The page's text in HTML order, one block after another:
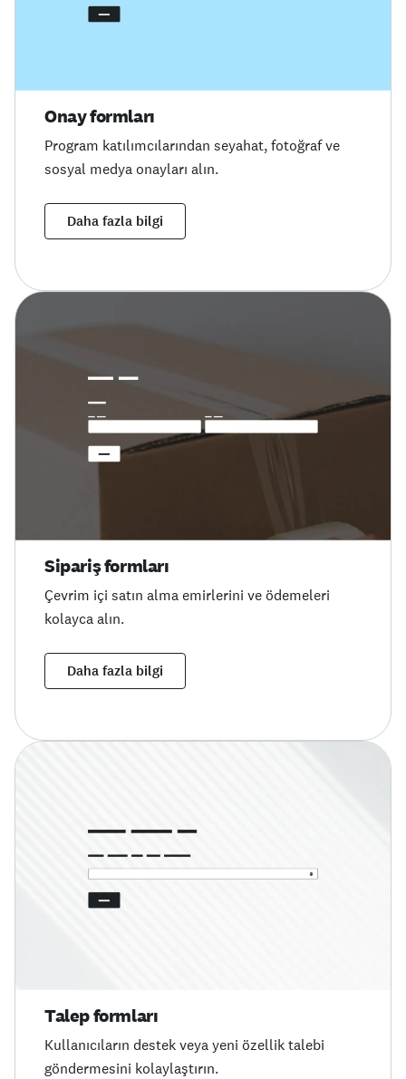
Onay formları
Program katılımcılarından seyahat, fotoğraf ve
sosyal medya onayları alın.
Daha fazla bilgi
Sipariş formları
Çevrim içi satın alma emirlerini ve ödemeleri
kolayca alın.
Daha fazla bilgi
Talep formları
Kullanıcıların destek veya yeni özellik talebi
göndermesini kolaylaştırın.